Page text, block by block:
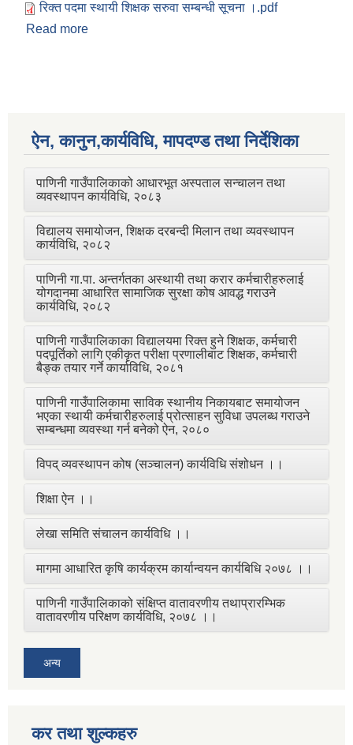
रिक्त पदमा स्थायी शिक्षक सरुवा सम्बन्धी सूचना ।.pdf
Read more
ऐन, कानुन,कार्यविधि, मापदण्ड तथा निर्देशिका
पाणिनी गाउँपालिकाको आधारभूत अस्पताल सन्चालन तथा
व्यवस्थापन कार्यविधि, २०८३
विद्यालय समायोजन, शिक्षक दरबन्दी मिलान तथा व्यवस्थापन
कार्यविधि, २०८२
पाणिनी गा.पा. अन्तर्गतका अस्थायी तथा करार कर्मचारीहरुलाई
योगदानमा आधारित सामाजिक सुरक्षा कोष आवद्ध गराउने
कार्यविधि, २०८२
पाणिनी गाउँपालिकाका विद्यालयमा रिक्त हुने शिक्षक, कर्मचारी
पदपूर्तिको लागि एकीकृत परीक्षा प्रणालीबाट शिक्षक, कर्मचारी
बैङ्क तयार गर्ने कार्याविधि, २०८१
पाणिनी गाउँपालिकामा साविक स्थानीय निकायबाट समायोजन
भएका स्थायी कर्मचारीहरुलाई प्रोत्साहन सुविधा उपलब्ध गराउने
सम्बन्धमा व्यवस्था गर्न बनेको ऐन, २०८०
विपद् व्यवस्थापन कोष (सञ्चालन) कार्यविधि संशोधन ।।
शिक्षा ऐन ।।
लेखा समिति संचालन कार्यविधि ।।
मागमा आधारित कृषि कार्यक्रम कार्यान्वयन कार्यबिधि २०७८ ।।
पाणिनी गाउँपालिकाको संक्षिप्त वातावरणीय तथाप्रारम्भिक
वातावरणीय परिक्षण कार्यविधि, २०७८ ।।
अन्य
कर तथा शुल्कहरु